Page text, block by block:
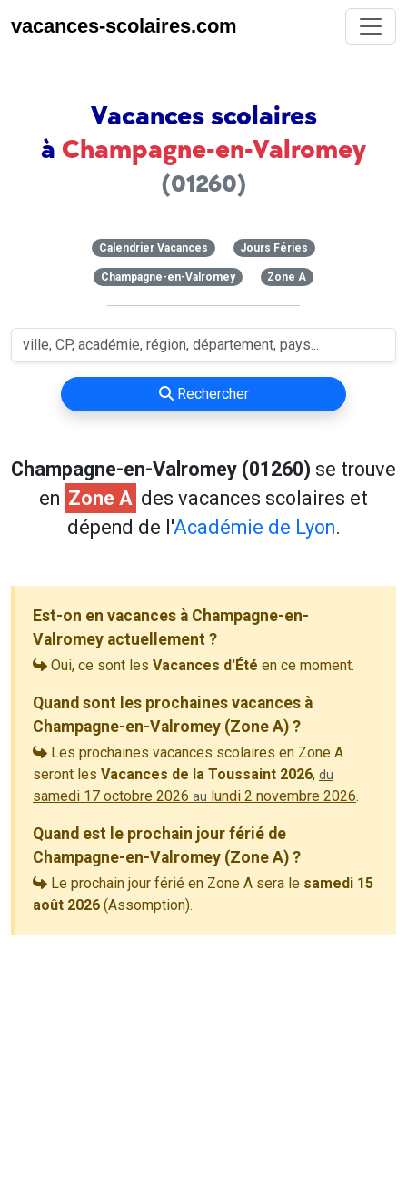
vacances-scolaires.com
Vacances scolaires
à Champagne-en-Valromey
(01260)
Calendrier Vacances Jours Féries
Champagne-en-Valromey Zone A
Rechercher
Champagne-en-Valromey (01260) se trouve
en Zone A des vacances scolaires et
dépend de l'Académie de Lyon.
Est-on en vacances à Champagne-en-
Valromey actuellement ?
Oui, ce sont les Vacances d'Été en ce moment.
Quand sont les prochaines vacances à
Champagne-en-Valromey (Zone A) ?
Les prochaines vacances scolaires en Zone A
seront les Vacances de la Toussaint 2026, du
samedi 17 octobre 2026 au lundi 2 novembre 2026.
Quand est le prochain jour férié de
Champagne-en-Valromey (Zone A) ?
Le prochain jour férié en Zone A sera le samedi 15
août 2026 (Assomption).